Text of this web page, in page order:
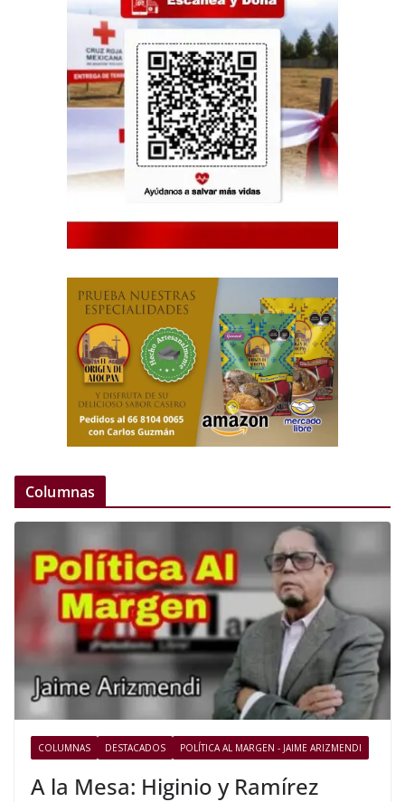
Columnas
COLUMNAS DESTACADOS POLÍTICA AL MARGEN - JAIME ARIZMENDI
A la Mesa: Higinio y Ramírez